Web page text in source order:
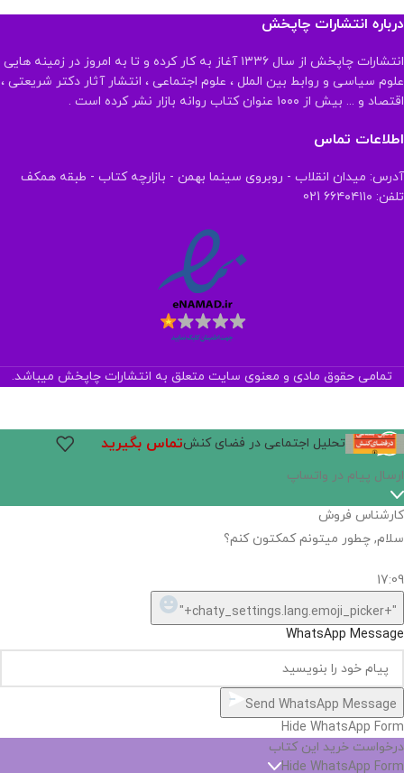
درباره انتشارات چاپخش
انتشارات چاپخش از سال ۱۳۳۶ آغاز به کار کرده و تا به امروز در زمینه هایی
علوم سیاسی و روابط بین الملل ، علوم اجتماعی ، انتشار آثار دکتر شریعتی ،
اقتصاد و ... بیش از ۱۰۰۰ عنوان کتاب روانه بازار نشر کرده است .
اطلاعات تماس
آدرس: میدان انقلاب - روبروی سینما بهمن - بازارچه کتاب - طبقه همکف
تلفن: ۶۶۴۰۴۱۱۰ 021
تمامی حقوق مادی و معنوی سایت متعلق به انتشارات چاپخش میباشد.
تحلیل اجتماعی در فضای کنشتماس بگیرید
اگر
نیست,
شاید
بتونیم
تهیه
Hide
chaty
ارسال پیام در واتساپ